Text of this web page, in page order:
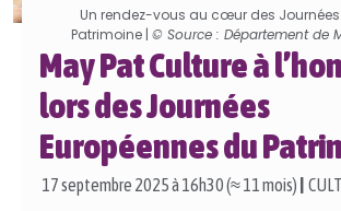
Un rendez-vous au cœur des Journées
Patrimoine | © Source : Département de
May Pat Culture à
lors des Journées
Européennes du
17 septembre 2025 à 16h30 (≈ 11 mois)